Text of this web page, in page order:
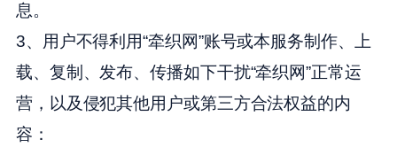
息。
3、用户不得利用“牵织网”账号或本服务制作、上
载、复制、发布、传播如下干扰“牵织网”正常运
营，以及侵犯其他用户或第三方合法权益的内
容：